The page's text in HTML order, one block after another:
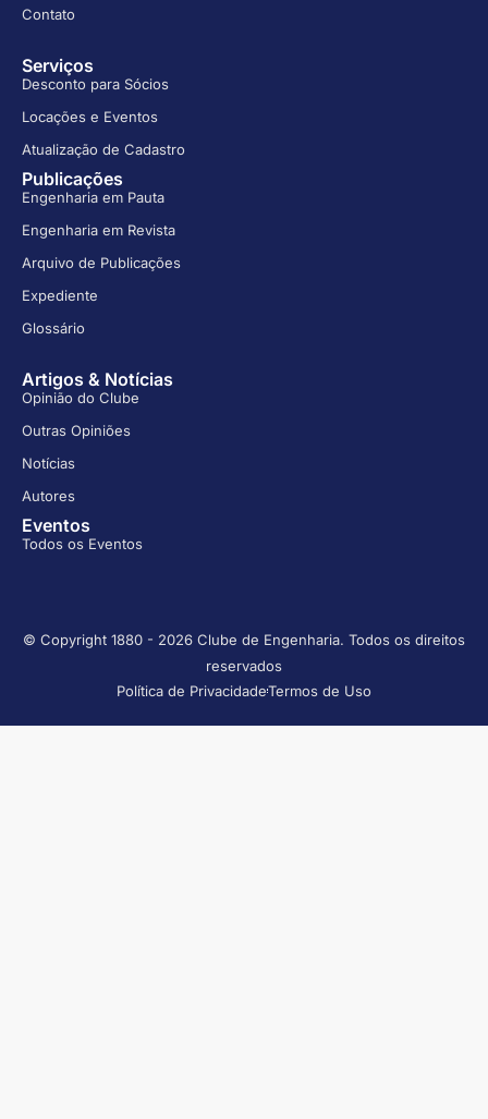
Contato
Serviços
Desconto para Sócios
Locações e Eventos
Atualização de Cadastro
Publicações
Engenharia em Pauta
Engenharia em Revista
Arquivo de Publicações
Expediente
Glossário
Artigos & Notícias
Opinião do Clube
Outras Opiniões
Notícias
Autores
Eventos
Todos os Eventos
© Copyright 1880 - 2026 Clube de Engenharia. Todos os direitos
reservados
Política de PrivacidadeTermos de Uso